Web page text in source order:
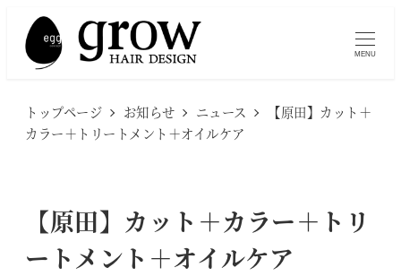
MENU
トップページ お知らせ ニュース
【原田】カット＋
カラー＋トリートメント＋オイルケア
【原田】カット＋カラー＋トリ
ートメント＋オイルケア